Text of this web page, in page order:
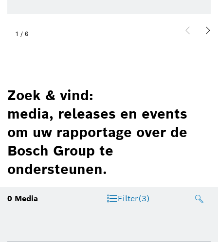
1 / 6
Zoek & vind:
media, releases en events
om uw rapportage over de
Bosch Group te
ondersteunen.
0 Media Filter(3)